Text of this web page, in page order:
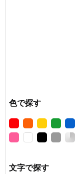
色で探す
文字で探す